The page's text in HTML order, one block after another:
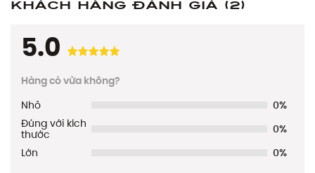
Khách hàng đánh giá (2)
5.0
Hàng có vừa không?
Nhỏ
0%
Đúng với kích
thước
0%
Lớn
0%